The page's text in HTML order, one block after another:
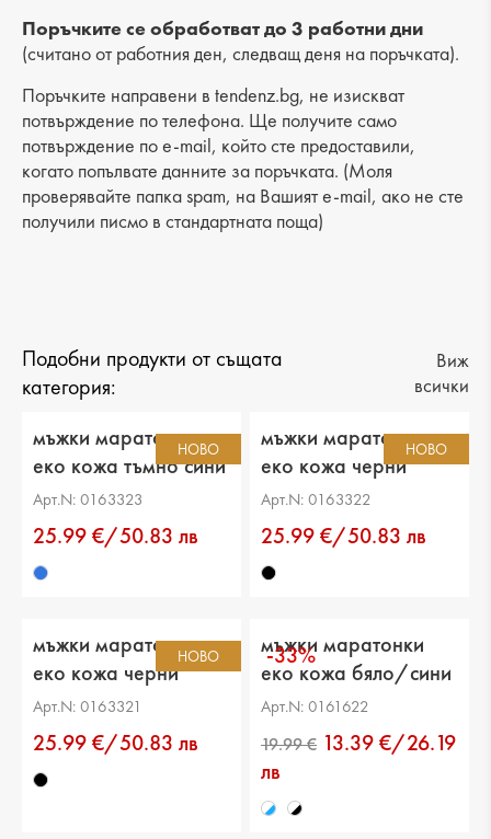
Разстояние от петата до горната част: 8 cm
Поръчките се обработват до 3 работни дни
(считано от работния ден, следващ деня на поръчката).
Поръчките направени в tendenz.bg, не изискват
потвърждение по телефона. Ще получите само
потвърждение по e-mail, който сте предоставили,
когато попълвате данните за поръчката. (Моля
проверявайте папка spam, на Вашият e-mail, ако не сте
получили писмо в стандартната поща)
Подобни продукти от същата
категория:
Виж
всички
НОВО
мъжки маратонки
еко кожа тъмно сини
Арт.N: 0163323
25.99 €/50.83 лв
НОВО
мъжки маратонки
еко кожа черни
Арт.N: 0163322
25.99 €/50.83 лв
НОВО
мъжки маратонки
еко кожа черни
Арт.N: 0163321
25.99 €/50.83 лв
-33%
мъжки маратонки
еко кожа бяло/сини
Арт.N: 0161622
13.39 €/26.19
лв